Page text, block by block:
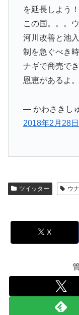
を延長しよう
この国。。。
河川改善と池
制を急ぐべき
ナギで商売で
恩恵があるよ。
— かわさきし
2018年2月28日
ツイッター ウ
X